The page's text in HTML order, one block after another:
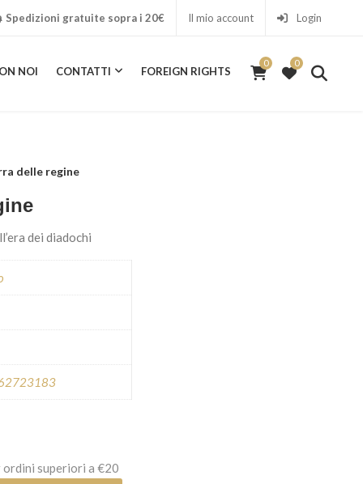
Spedizioni gratuite sopra i 20€ Il mio account Login
NOI CONTATTI FOREIGN RIGHTS
0
0
0
delle regine
dei diadochi
superiori a €20